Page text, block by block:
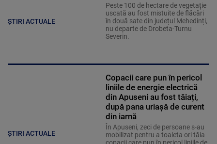
ȘTIRI ACTUALE
Peste 100 de hectare de vegetație
uscată au fost mistuite de flăcări
în două sate din județul Mehedinți,
nu departe de Drobeta-Turnu
Severin.
ȘTIRI ACTUALE
Copacii care pun în pericol
liniile de energie electrică
din Apuseni au fost tăiați,
după pana uriașă de curent
din iarnă
În Apuseni, zeci de persoane s-au
mobilizat pentru a toaleta ori tăia